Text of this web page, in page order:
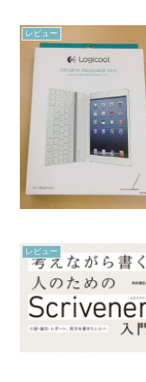
レビュー
レビュー